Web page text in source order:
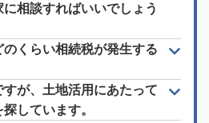
相談すればいいでしょう
くらい相続税が発生する
が、土地活用にあたって
しています。